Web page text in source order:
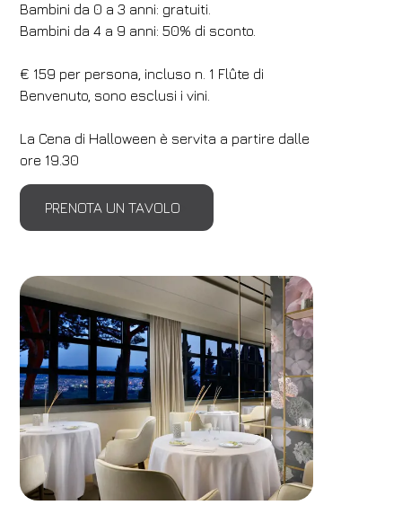
Hotel
Hotel Villa Fiesole
08/2026
Partenza
Bambini da 0 a 3 anni: gratuiti.
Bambini da 4 a 9 anni: 50% di sconto.
€ 159 per persona, incluso n. 1 Flûte di
Benvenuto, sono esclusi i vini.
La Cena di Halloween è servita a partire dalle
ore 19.30
PRENOTA UN TAVOLO